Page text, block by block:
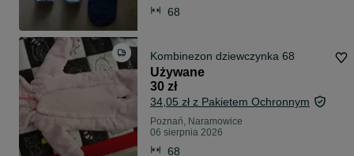
68
Kombinezon dziewczynka 68
Używane
30 zł
34,05 zł z Pakietem Ochronnym
Poznań, Naramowice
06 sierpnia 2026
68